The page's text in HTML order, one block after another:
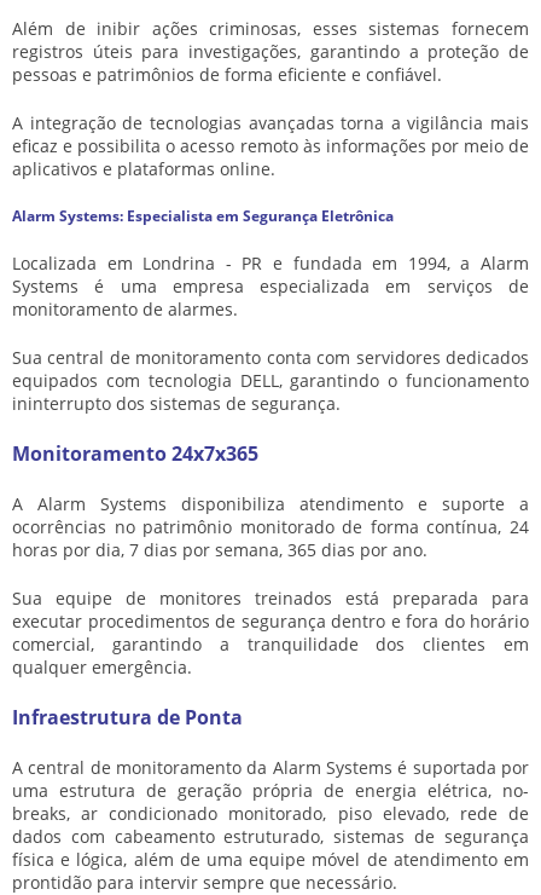
Além de inibir ações criminosas, esses sistemas fornecem
registros úteis para investigações, garantindo a proteção de
pessoas e patrimônios de forma eficiente e confiável.
A integração de tecnologias avançadas torna a vigilância mais
eficaz e possibilita o acesso remoto às informações por meio de
aplicativos e plataformas online.
Alarm Systems: Especialista em Segurança Eletrônica
Localizada em Londrina - PR e fundada em 1994, a Alarm
Systems é uma empresa especializada em serviços de
monitoramento de alarmes.
Sua central de monitoramento conta com servidores dedicados
equipados com tecnologia DELL, garantindo o funcionamento
ininterrupto dos sistemas de segurança.
Monitoramento 24x7x365
A Alarm Systems disponibiliza atendimento e suporte a
ocorrências no patrimônio monitorado de forma contínua, 24
horas por dia, 7 dias por semana, 365 dias por ano.
Sua equipe de monitores treinados está preparada para
executar procedimentos de segurança dentro e fora do horário
comercial, garantindo a tranquilidade dos clientes em
qualquer emergência.
Infraestrutura de Ponta
A central de monitoramento da Alarm Systems é suportada por
uma estrutura de geração própria de energia elétrica, no-
breaks, ar condicionado monitorado, piso elevado, rede de
dados com cabeamento estruturado, sistemas de segurança
física e lógica, além de uma equipe móvel de atendimento em
prontidão para intervir sempre que necessário.